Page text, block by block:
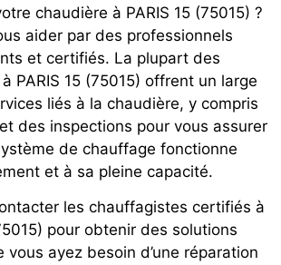
chaudière à PARIS 15 (75015) ?
aider par des professionnels
et certifiés. La plupart des
PARIS 15 (75015) offrent un large
liés à la chaudière, y compris
des inspections pour vous assurer
de chauffage fonctionne
et à sa pleine capacité.
les chauffagistes certifiés à
pour obtenir des solutions
vous ayez besoin d’une réparation